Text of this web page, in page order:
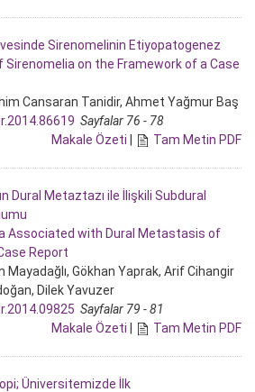
Sirenomelinin Etiyopatogenez
on the Framework of a Case
Cansaran Tanidir, Ahmet Yağmur Baş
Sayfalar 76 - 78
Makale Özeti | Tam Metin PDF
Dural Metaztazı ile İlişkili Subdural
Associated with Dural Metastasis of
Report
Mayadağlı, Gökhan Yaprak, Arif Cihangir
Dilek Yavuzer
Sayfalar 79 - 81
Makale Özeti | Tam Metin PDF
Üniversitemizde İlk